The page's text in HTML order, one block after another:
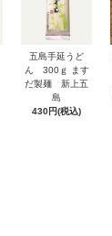
五島手延うど
ん 300ｇ ます
だ製麺 新上五
島
430円(税込)